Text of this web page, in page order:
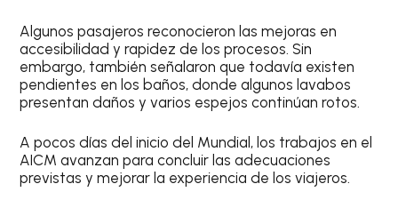
Algunos pasajeros reconocieron las mejoras en
accesibilidad y rapidez de los procesos. Sin
embargo, también señalaron que todavía existen
pendientes en los baños, donde algunos lavabos
presentan daños y varios espejos continúan rotos.
A pocos días del inicio del Mundial, los trabajos en el
AICM avanzan para concluir las adecuaciones
previstas y mejorar la experiencia de los viajeros.